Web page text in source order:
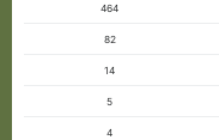
464
82
14
5
4